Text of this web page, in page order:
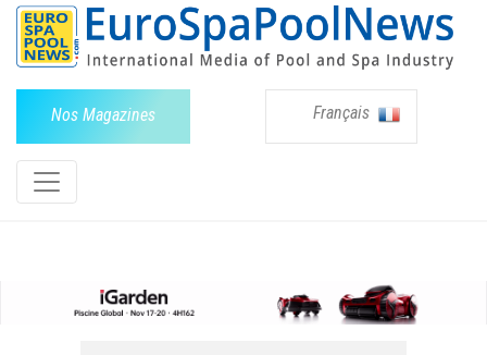
Nos Magazines Français